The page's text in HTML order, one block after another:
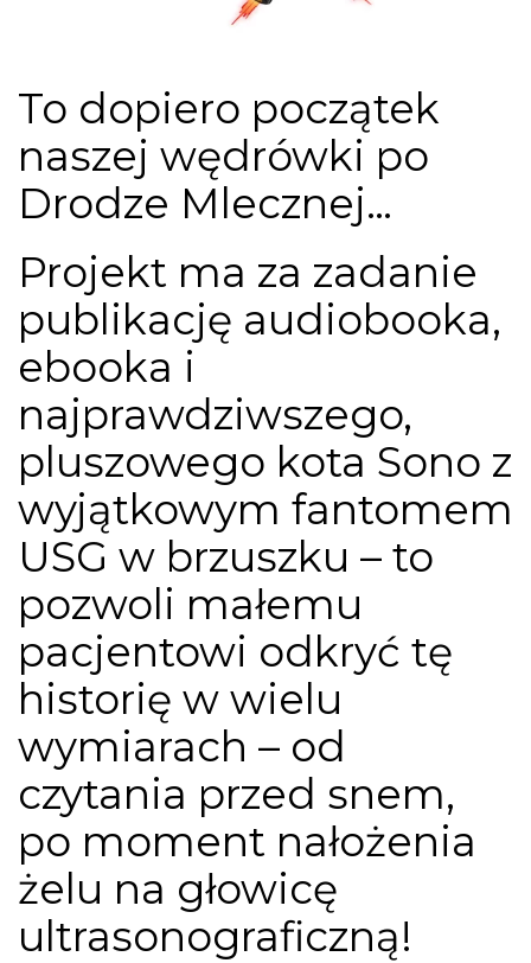
To dopiero początek
naszej wędrówki po
Drodze Mlecznej…
Projekt ma za zadanie
publikację audiobooka,
ebooka i
najprawdziwszego,
pluszowego kota Sono z
wyjątkowym fantomem
USG w brzuszku – to
pozwoli małemu
pacjentowi odkryć tę
historię w wielu
wymiarach – od
czytania przed snem,
po moment nałożenia
żelu na głowicę
ultrasonograficzną!